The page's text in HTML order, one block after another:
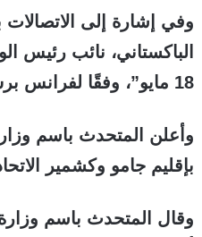
وفي إشارة إلى الاتصالات
الباكستاني، نائب رئيس
18 مايو”، وفقًا لفرانس برس.
وأعلن المتحدث باسم
بإقليم جامو وكشمير
وقال المتحدث باسم